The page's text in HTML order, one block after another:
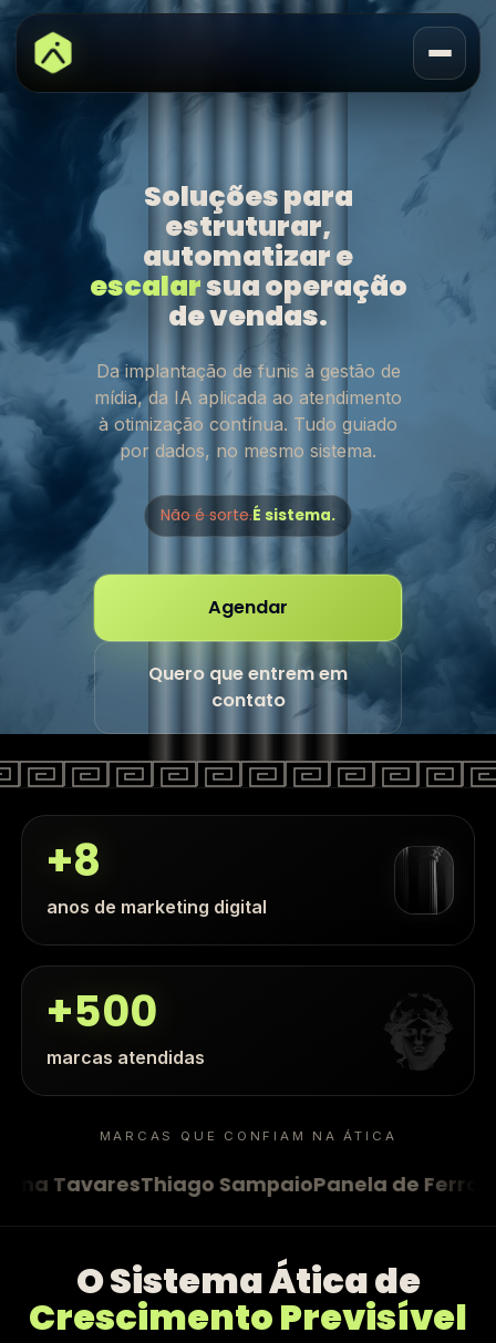
Soluções para
estruturar,
automatizar e
escalarsua operação
de vendas.
Da implantação de funis à gestão de
mídia, da IA aplicada ao atendimento
à otimização contínua. Tudo guiado
por dados, no mesmo sistema.
Não é sorte.É sistema.
Agendar
Quero que entrem em
contato
+8
anos de marketing digital
+500
marcas atendidas
MARCAS QUE CONFIAM NA ÁTICA
Thiago SampaioPanela de FerroCasa
O Sistema Ática de
Crescimento Previsível